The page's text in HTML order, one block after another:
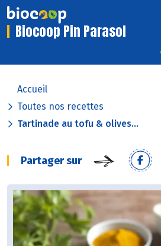
Biocoop Pin Parasol
Accueil
Toutes nos recettes
Tartinade au tofu & olives...
Partager sur